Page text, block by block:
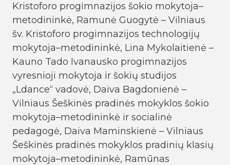
Kristoforo progimnazijos šokio mokytoja–
metodininkė, Ramunė Guogytė – Vilniaus
šv. Kristoforo progimnazijos technologijų
mokytoja–metodininkė, Lina Mykolaitienė –
Kauno Tado Ivanausko progimnazijos
vyresnioji mokytoja ir šokių studijos
„Ldance“ vadovė, Daiva Bagdonienė –
Vilniaus Šeškinės pradinės mokyklos šokio
mokytoja–metodininkė ir socialinė
pedagogė, Daiva Maminskienė – Vilniaus
Šeškinės pradinės mokyklos pradinių klasių
mokytoja–metodininkė, Ramūnas